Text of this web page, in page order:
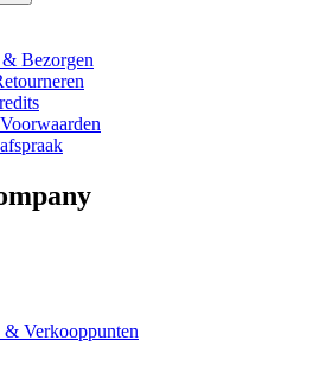
Bezorgen
& Verkooppunten